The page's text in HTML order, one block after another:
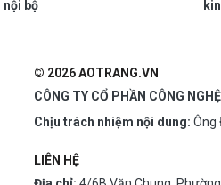
nội bộ
© 2026 AOTRANG.VN
CÔNG TY CỔ PHẦN CÔNG
Chịu trách nhiệm nội dung: Ông
LIÊN HỆ